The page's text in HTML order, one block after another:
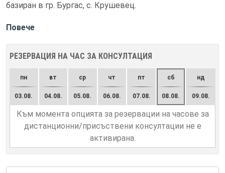
базиран в гр. Бургас, с. Крушевец.
Повече
РЕЗЕРВАЦИЯ НА ЧАС ЗА КОНСУЛТАЦИЯ
пн
03.08.
вт
04.08.
ср
05.08.
чт
06.08.
пт
07.08.
сб
08.08.
нд
09.08.
Към момента опцията за резервации на часове за
дистанционни/присъствени консултации не е
активирана.